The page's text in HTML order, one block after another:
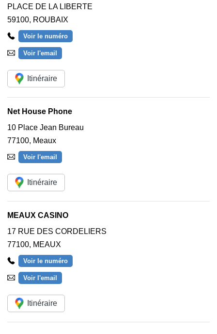
PLACE DE LA LIBERTE
59100, ROUBAIX
Voir le numéro
Voir l'email
Itinéraire
Net House Phone
10 Place Jean Bureau
77100, Meaux
Voir l'email
Itinéraire
MEAUX CASINO
17 RUE DES CORDELIERS
77100, MEAUX
Voir le numéro
Voir l'email
Itinéraire